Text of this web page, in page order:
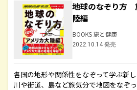
地球のなぞり方
陸編
BOOKS 旅と健康
2022.10.14 発売
各国の地形や関係性をなぞって学ぶ新し
川や街道、島など旅気分で地図をなぞ